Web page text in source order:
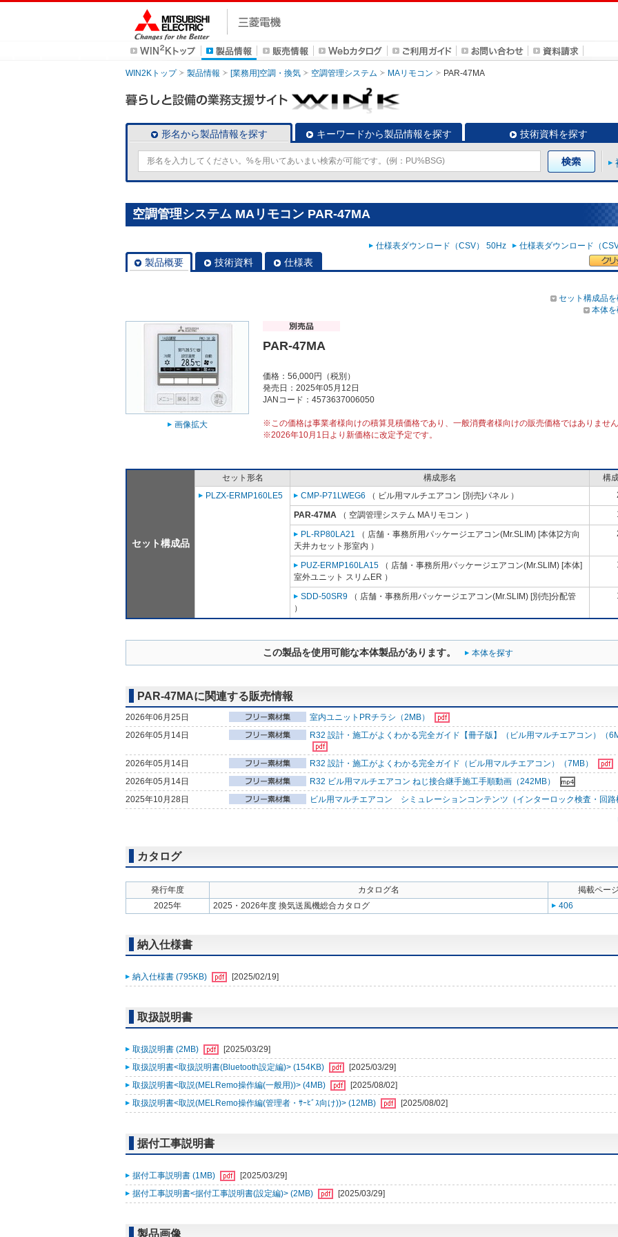
WIN2Kトップ 製品情報 [業務用]空調・換気 空調管理システム MAリモコン PAR-47MA
形名から製品情報を探す キーワードから製品情報を探す 技術資料を探す
空調管理システム MAリモコン PAR-47MA
仕様表ダウンロード（CSV） 50Hz 仕様表ダウンロード（
製品概要 技術資料 仕様表
セット構成品
本体
画像拡大
PAR-47MA
価格：56,000円（税別）
発売日：2025年05月12日
JANコード：4573637006050
※この価格は事業者様向けの積算見積価格であり、一般消費者様向けの販売価格ではありません
※2026年10月1日より新価格に改定予定です。
セット構成品
セット形名 構成形名
構
PLZX-ERMP160LE5
CMP-P71LWEG6 （ ビル用マルチエアコン [別売]パネル ）
PAR-47MA （ 空調管理システム MAリモコン ）
PL-RP80LA21 （ 店舗・事務所用パッケージエアコン(Mr.SLIM) [本体]2方向
天井カセット形室内 ）
PUZ-ERMP160LA15 （ 店舗・事務所用パッケージエアコン(Mr.SLIM) [本体]
室外ユニット スリムER ）
SDD-50SR9 （ 店舗・事務所用パッケージエアコン(Mr.SLIM) [別売]分配管
）
この製品を使用可能な本体製品があります。 本体を探す
PAR-47MAに関連する販売情報
2026年06月25日
室内ユニットPRチラシ（2MB）
2026年05月14日
R32 設計・施工がよくわかる完全ガイド【冊子版】（ビル用マルチエアコン）（
2026年05月14日
R32 設計・施工がよくわかる完全ガイド（ビル用マルチエアコン）（7MB）
2026年05月14日
R32 ビル用マルチエアコン ねじ接合継手施工手順動画（242MB）
2025年10月28日
ビル用マルチエアコン シミュレーションコンテンツ（インターロック検査・回路
カタログ
発行年度 カタログ名
掲載ページ
2025年
2025・2026年度 換気送風機総合カタログ 406
納入仕様書
納入仕様書 (795KB) [2025/02/19]
取扱説明書
取扱説明書 (2MB)
[2025/03/29]
取扱説明書<取扱説明書(Bluetooth設定編)> (154KB)
[2025/03/29]
取扱説明書<取説(MELRemo操作編(一般用))> (4MB)
[2025/08/02]
取扱説明書<取説(MELRemo操作編(管理者・ｻｰﾋﾞｽ向け))> (12MB)
[2025/08/02]
据付工事説明書
据付工事説明書 (1MB)
[2025/03/29]
据付工事説明書<据付工事説明書(設定編)> (2MB)
[2025/03/29]
製品画像